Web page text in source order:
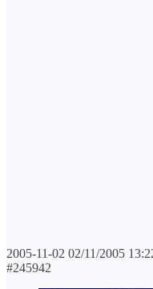
2005-11-02 02/11/2005
#245942